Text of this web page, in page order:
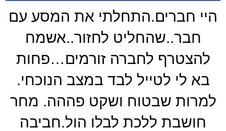
היי חברים.התחלתי את המסע עם
חבר..שהחליט לחזור..אשמח
להצטרף לחברה זורמים…פחות
בא לי לטייל לבד במצב הנוכחי.
למרות שבטוח ושקט פההה. מחר
חושבת ללכת לבלו הול.חביבה